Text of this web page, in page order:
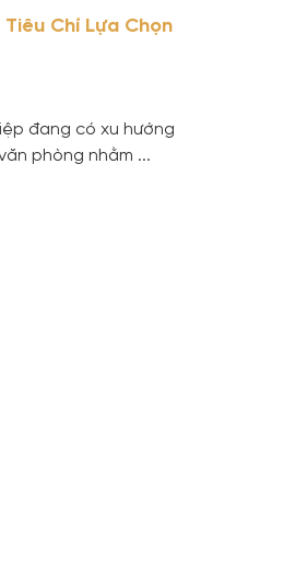
Chí Lựa Chọn
đang có xu hướng
phòng nhằm ...